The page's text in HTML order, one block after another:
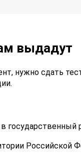
выдадут
нужно сдать
в
Российской